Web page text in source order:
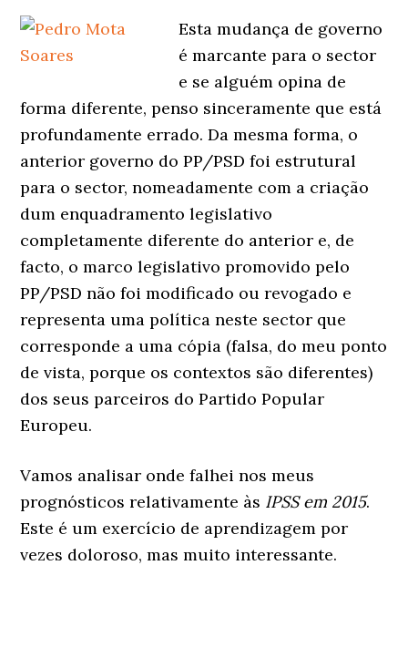
Esta mudança de governo
é marcante para o sector
e se alguém opina de
forma diferente, penso sinceramente que está
profundamente errado. Da mesma forma, o
anterior governo do PP/PSD foi estrutural
para o sector, nomeadamente com a criação
dum enquadramento legislativo
completamente diferente do anterior e, de
facto, o marco legislativo promovido pelo
PP/PSD não foi modificado ou revogado e
representa uma política neste sector que
corresponde a uma cópia (falsa, do meu ponto
de vista, porque os contextos são diferentes)
dos seus parceiros do Partido Popular
Europeu.
Vamos analisar onde falhei nos meus
prognósticos relativamente às IPSS em 2015.
Este é um exercício de aprendizagem por
vezes doloroso, mas muito interessante.